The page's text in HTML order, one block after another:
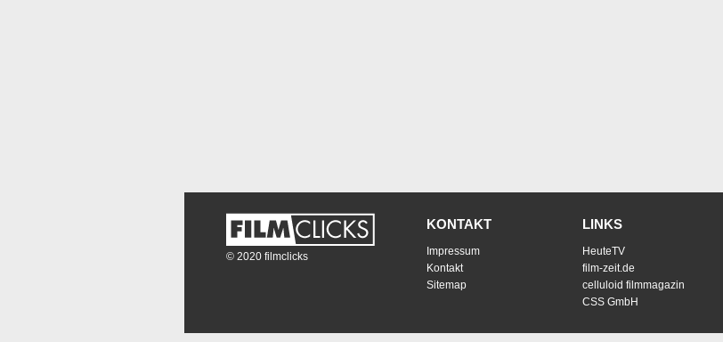
© 2020 filmclicks
KONTAKT
Impressum
Kontakt
Sitemap
LINKS
HeuteTV
film-zeit.de
celluloid filmmagazin
CSS GmbH